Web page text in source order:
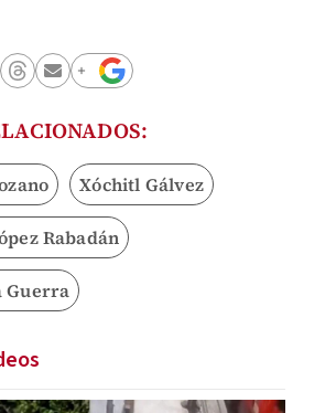
Xóchitl Gálvez
Rabadán
Guerra